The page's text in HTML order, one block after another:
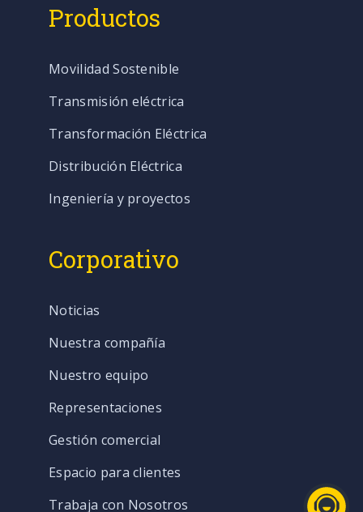
Productos
Movilidad Sostenible
Transmisión eléctrica
Transformación Eléctrica
Distribución Eléctrica
Ingeniería y proyectos
Corporativo
Noticias
Nuestra compañía
Nuestro equipo
Representaciones
Gestión comercial
Espacio para clientes
Trabaja con Nosotros